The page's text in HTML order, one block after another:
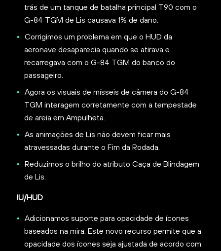
trás de um tanque de batalha principal T90 com o
G-84 TGM de Lis causava 1% de dano.
Corrigimos um problema em que o HUD da
aeronave desaparecia quando se atirava e
recarregava com o G-84 TGM do banco do
passageiro.
Agora os visuais de mísseis de câmera do G-84
TGM interagem corretamente com a tempestade
de areia em Ampulheta.
As animações de Lis não devem ficar mais
atravessadas durante o Fim da Rodada.
Reduzimos o brilho do atributo Caça de Blindagem
de Lis.
IU/HUD
Adicionamos suporte para opacidade de ícones
baseados na mira. Este novo recurso permite que a
opacidade dos ícones seja ajustada de acordo com